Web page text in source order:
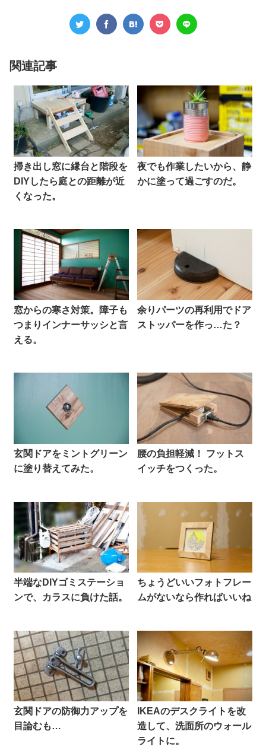
関連記事
掃き出し窓に縁台と階段を
DIYしたら庭との距離が近
くなった。
夜でも作業したいから、静
かに塗って過ごすのだ。
窓からの寒さ対策。障子も
つまりインナーサッシと言
える。
余りパーツの再利用でドア
ストッパーを作っ…た？
玄関ドアをミントグリーン
に塗り替えてみた。
腰の負担軽減！ フットス
イッチをつくった。
半端なDIYゴミステーショ
ンで、カラスに負けた話。
ちょうどいいフォトフレー
ムがないなら作ればいいね
玄関ドアの防御力アップを
目論むも…
IKEAのデスクライトを改
造して、洗面所のウォール
ライトに。